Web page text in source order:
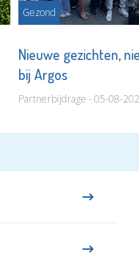
Gezond
Nieuwe gezichten,
bij Argos
Partnerbijdrage - 05-08-